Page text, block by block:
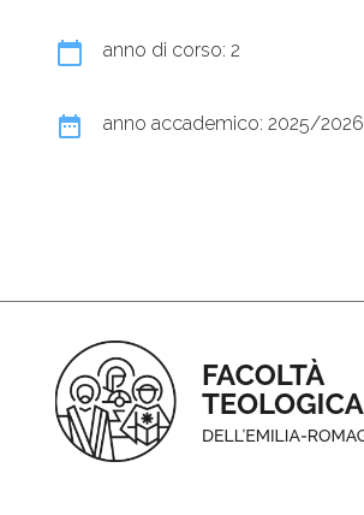
calendar_today anno di corso: 2
date_range anno accademico: 2025/2026